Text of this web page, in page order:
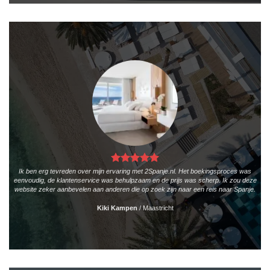
Ik ben erg tevreden over mijn ervaring met 2Spanje.nl. Het boekingsproces was
eenvoudig, de klantenservice was behulpzaam en de prijs was scherp. Ik zou deze
website zeker aanbevelen aan anderen die op zoek zijn naar een reis naar Spanje.
Kiki Kampen /Maastricht